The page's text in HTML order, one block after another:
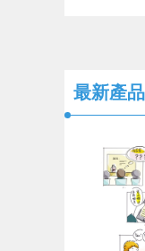
最新產品